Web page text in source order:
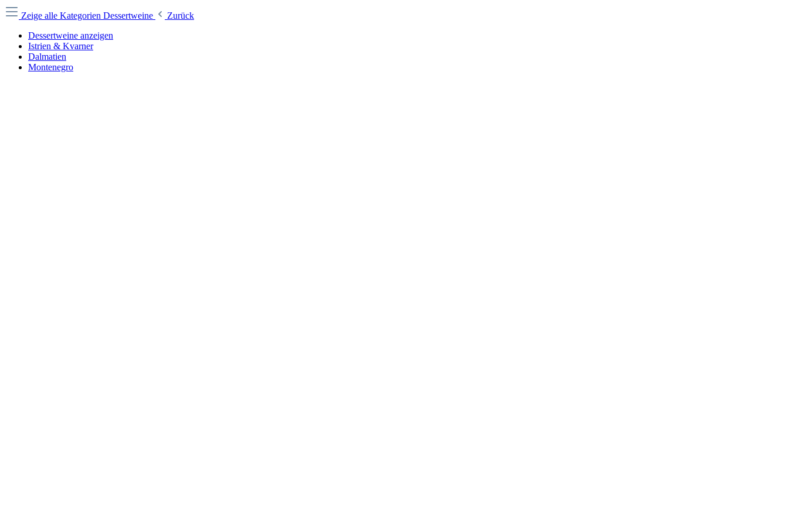
Zeige alle Kategorien Dessertweine
Zurück
Dessertweine anzeigen
Istrien & Kvarner
Dalmatien
Montenegro